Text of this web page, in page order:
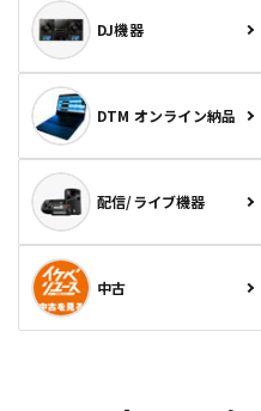
DJ機器
DTM オンライン納品
配信/ライブ機器
中古